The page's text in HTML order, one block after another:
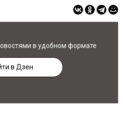
в удобном формате
в Дзен